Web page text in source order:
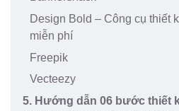
Design Bold – Công cụ thiết
miễn phí
Freepik
Vecteezy
5. Hướng dẫn 06 bước thiết